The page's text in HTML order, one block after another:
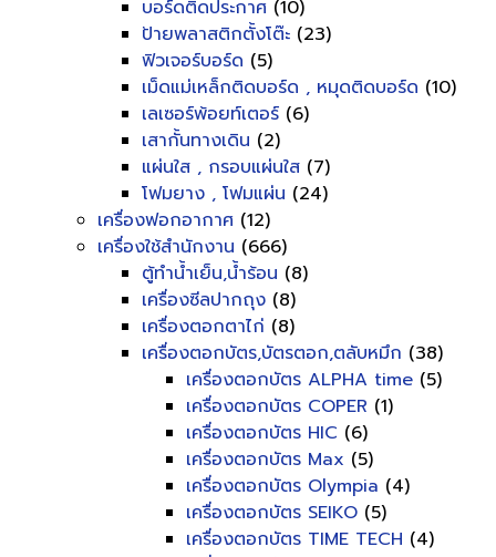
บอร์ดติดประกาศ (10)
ป้ายพลาสติกตั้งโต๊ะ (23)
ฟิวเจอร์บอร์ด (5)
เม็ดแม่เหล็กติดบอร์ด , หมุดติดบอร์ด (10)
เลเซอร์พ้อยท์เตอร์ (6)
เสากั้นทางเดิน (2)
แผ่นใส , กรอบแผ่นใส (7)
โฟมยาง , โฟมแผ่น (24)
เครื่องฟอกอากาศ (12)
เครื่องใช้สำนักงาน (666)
ตู้ทำน้ำเย็น,น้ำร้อน (8)
เครื่องซีลปากถุง (8)
เครื่องตอกตาไก่ (8)
เครื่องตอกบัตร,บัตรตอก,ตลับหมึก (38)
เครื่องตอกบัตร ALPHA time (5)
เครื่องตอกบัตร COPER (1)
เครื่องตอกบัตร HIC (6)
เครื่องตอกบัตร Max (5)
เครื่องตอกบัตร Olympia (4)
เครื่องตอกบัตร SEIKO (5)
เครื่องตอกบัตร TIME TECH (4)